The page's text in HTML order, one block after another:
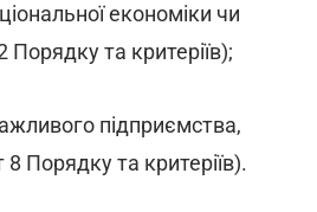
економіки чи
та критеріїв);
підприємства,
8 Порядку та критеріїв).